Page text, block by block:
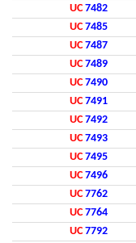
UC 7482
UC 7485
UC 7487
UC 7489
UC 7490
UC 7491
UC 7492
UC 7493
UC 7495
UC 7496
UC 7762
UC 7764
UC 7792